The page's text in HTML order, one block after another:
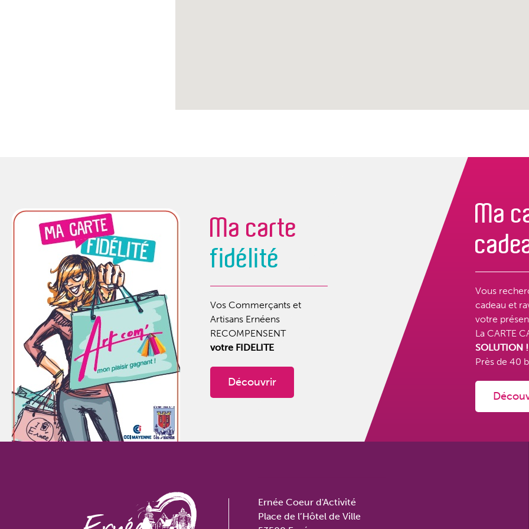
Ma carte
fidélité
Vos Commerçants et
Artisans Ernéens
RECOMPENSENT
votre FIDELITE
Découvrir
Ma
Vous
cadeau et
votre
La CARTE
SOLUTION !
Près de 40
Ernée Coeur d'Activité
Place de l’Hôtel de Ville